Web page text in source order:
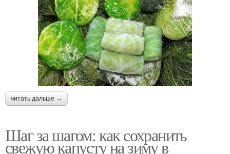
читать дальше →
Шаг за шагом: как сохранить
свежую капусту на зиму в